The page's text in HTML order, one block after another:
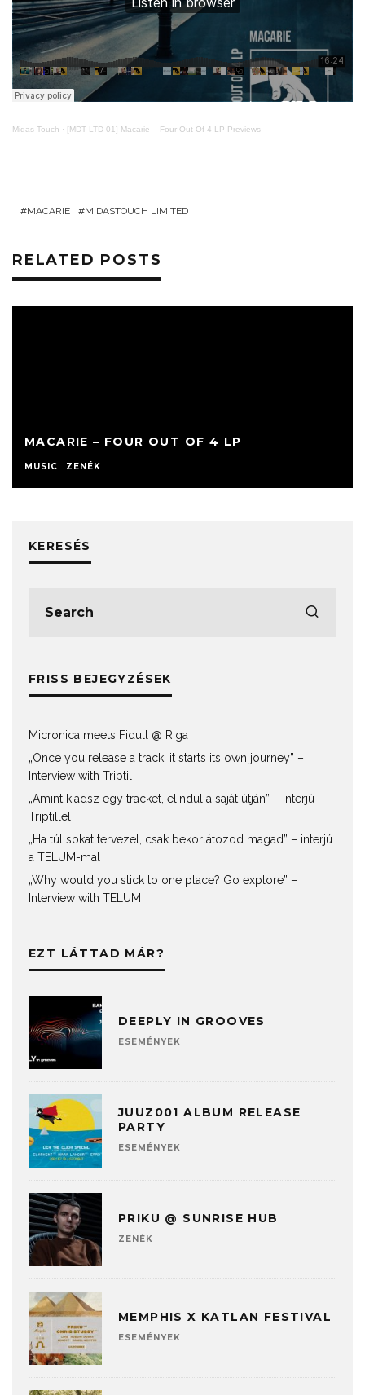
Midas Touch · [MDT LTD 01] Macarie – Four Out Of 4 LP Previews
MACARIE MIDASTOUCH LIMITED
RELATED POSTS
MACARIE – FOUR OUT OF 4 LP
MUSIC ZENÉK
KERESÉS
FRISS BEJEGYZÉSEK
Micronica meets Fidull @ Riga
„Once you release a track, it starts its own journey” –
Interview with Triptil
„Amint kiadsz egy tracket, elindul a saját útján” – interjú
Triptillel
„Ha túl sokat tervezel, csak bekorlátozod magad” – interjú
a TELUM-mal
„Why would you stick to one place? Go explore” –
Interview with TELUM
EZT LÁTTAD MÁR?
DEEPLY IN GROOVES
ESEMÉNYEK
JUUZ001 ALBUM RELEASE
PARTY
ESEMÉNYEK
PRIKU @ SUNRISE HUB
ZENÉK
MEMPHIS X KATLAN FESTIVAL
ESEMÉNYEK